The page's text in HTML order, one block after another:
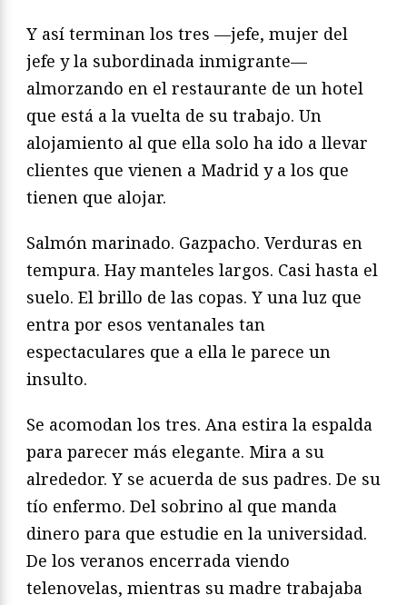
Y así terminan los tres —jefe, mujer del
jefe y la subordinada inmigrante—
almorzando en el restaurante de un hotel
que está a la vuelta de su trabajo. Un
alojamiento al que ella solo ha ido a llevar
clientes que vienen a Madrid y a los que
tienen que alojar.
Salmón marinado. Gazpacho. Verduras en
tempura. Hay manteles largos. Casi hasta el
suelo. El brillo de las copas. Y una luz que
entra por esos ventanales tan
espectaculares que a ella le parece un
insulto.
Se acomodan los tres. Ana estira la espalda
para parecer más elegante. Mira a su
alrededor. Y se acuerda de sus padres. De su
tío enfermo. Del sobrino al que manda
dinero para que estudie en la universidad.
De los veranos encerrada viendo
telenovelas, mientras su madre trabajaba